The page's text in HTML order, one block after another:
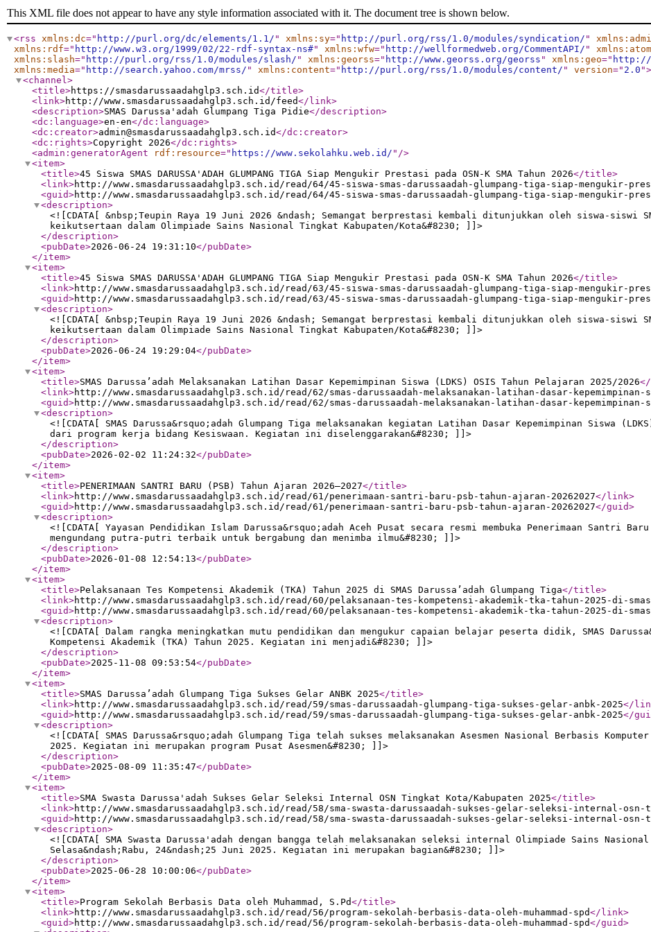
This XML file does not appear to have any style information associated with it. The document tree is shown below.
<rss xmlns:dc=" http://purl.org/dc/elements/1.1/ " xmlns:sy=" http://purl.org/rss/1.0/modules/syndication/ "
xmlns:rdf=" http://www.w3.org/1999/02/22-rdf-syntax-ns#" xmlns:wfw=" http://wellformedweb.org/CommentAPI/ " xmlns:atom
xmlns:slash=" http://purl.org/rss/1.0/modules/slash/ " xmlns:georss=" http://www.georss.org/georss " xmlns:geo=" http://
xmlns:media=" http://search.yahoo.com/mrss/ " xmlns:content=" http://purl.org/rss/1.0/modules/content/ " version=" 2.0 ">
<channel>
<title>https://smasdarussaadahglp3.sch.id</title>
<link>http://www.smasdarussaadahglp3.sch.id/feed</link>
<description>SMAS Darussa'adah Glumpang Tiga Pidie</description>
<dc:language>en-en</dc:language>
<dc:creator>admin@smasdarussaadahglp3.sch.id</dc:creator>
<dc:rights>Copyright 2026</dc:rights>
<admin:generatorAgent
rdf:resource=" https://www.sekolahku.web.id/ " />
<item>
<title>45 Siswa SMAS DARUSSA'ADAH GLUMPANG TIGA Siap Mengukir Prestasi pada OSN-K SMA Tahun 2026</title>
<link>http://www.smasdarussaadahglp3.sch.id/read/64/45-siswa-smas-darussaadah-glumpang-tiga-siap-mengukir-
<guid>http://www.smasdarussaadahglp3.sch.id/read/64/45-siswa-smas-darussaadah-glumpang-tiga-siap-mengukir-
<description>
<![CDATA[ &nbsp;Teupin Raya 19 Juni 2026 &ndash; Semangat berprestasi kembali ditunjukkan oleh siswa-siswi SMAS
keikutsertaan dalam Olimpiade Sains Nasional Tingkat Kabupaten/Kota&#8230; ]]>
</description>
<pubDate>2026-06-24 19:31:10</pubDate>
</item>
<item>
<title>45 Siswa SMAS DARUSSA'ADAH GLUMPANG TIGA Siap Mengukir Prestasi pada OSN-K SMA Tahun 2026</title>
<link>http://www.smasdarussaadahglp3.sch.id/read/63/45-siswa-smas-darussaadah-glumpang-tiga-siap-mengukir-
<guid>http://www.smasdarussaadahglp3.sch.id/read/63/45-siswa-smas-darussaadah-glumpang-tiga-siap-mengukir-
<description>
<![CDATA[ &nbsp;Teupin Raya 19 Juni 2026 &ndash; Semangat berprestasi kembali ditunjukkan oleh siswa-siswi SMAS
keikutsertaan dalam Olimpiade Sains Nasional Tingkat Kabupaten/Kota&#8230; ]]>
</description>
<pubDate>2026-06-24 19:29:04</pubDate>
</item>
<item>
<title>SMAS Darussa’adah Melaksanakan Latihan Dasar Kepemimpinan Siswa (LDKS) OSIS Tahun Pelajaran 2025/2026
<link>http://www.smasdarussaadahglp3.sch.id/read/62/smas-darussaadah-melaksanakan-latihan-dasar-
<guid>http://www.smasdarussaadahglp3.sch.id/read/62/smas-darussaadah-melaksanakan-latihan-dasar-
<description>
<![CDATA[ SMAS Darussa&rsquo;adah Glumpang Tiga melaksanakan kegiatan Latihan Dasar Kepemimpinan Siswa
dari program kerja bidang Kesiswaan. Kegiatan ini diselenggarakan&#8230; ]]>
</description>
<pubDate>2026-02-02 11:24:32</pubDate>
</item>
<item>
<title>PENERIMAAN SANTRI BARU (PSB) Tahun Ajaran 2026–2027</title>
<link>http://www.smasdarussaadahglp3.sch.id/read/61/penerimaan-santri-baru-psb-tahun-ajaran-20262027</link>
<guid>http://www.smasdarussaadahglp3.sch.id/read/61/penerimaan-santri-baru-psb-tahun-ajaran-20262027</guid>
<description>
<![CDATA[ Yayasan Pendidikan Islam Darussa&rsquo;adah Aceh Pusat secara resmi membuka Penerimaan Santri
mengundang putra-putri terbaik untuk bergabung dan menimba ilmu&#8230; ]]>
</description>
<pubDate>2026-01-08 12:54:13</pubDate>
</item>
<item>
<title>Pelaksanaan Tes Kompetensi Akademik (TKA) Tahun 2025 di SMAS Darussa’adah Glumpang Tiga</title>
<link>http://www.smasdarussaadahglp3.sch.id/read/60/pelaksanaan-tes-kompetensi-akademik-tka-tahun-2025-di-
<guid>http://www.smasdarussaadahglp3.sch.id/read/60/pelaksanaan-tes-kompetensi-akademik-tka-tahun-2025-di-
<description>
<![CDATA[ Dalam rangka meningkatkan mutu pendidikan dan mengukur capaian belajar peserta didik, SMAS
Kompetensi Akademik (TKA) Tahun 2025. Kegiatan ini menjadi&#8230; ]]>
</description>
<pubDate>2025-11-08 09:53:54</pubDate>
</item>
<item>
<title>SMAS Darussa’adah Glumpang Tiga Sukses Gelar ANBK 2025</title>
<link>http://www.smasdarussaadahglp3.sch.id/read/59/smas-darussaadah-glumpang-tiga-sukses-gelar-anbk-2025</
<guid>http://www.smasdarussaadahglp3.sch.id/read/59/smas-darussaadah-glumpang-tiga-sukses-gelar-anbk-2025</
<description>
<![CDATA[ SMAS Darussa&rsquo;adah Glumpang Tiga telah sukses melaksanakan Asesmen Nasional Berbasis
2025. Kegiatan ini merupakan program Pusat Asesmen&#8230; ]]>
</description>
<pubDate>2025-08-09 11:35:47</pubDate>
</item>
<item>
<title>SMA Swasta Darussa'adah Sukses Gelar Seleksi Internal OSN Tingkat Kota/Kabupaten 2025</title>
<link>http://www.smasdarussaadahglp3.sch.id/read/58/sma-swasta-darussaadah-sukses-gelar-seleksi-internal-osn-
<guid>http://www.smasdarussaadahglp3.sch.id/read/58/sma-swasta-darussaadah-sukses-gelar-seleksi-internal-osn-
<description>
<![CDATA[ SMA Swasta Darussa'adah dengan bangga telah melaksanakan seleksi internal Olimpiade Sains
Selasa&ndash;Rabu, 24&ndash;25 Juni 2025. Kegiatan ini merupakan bagian&#8230; ]]>
</description>
<pubDate>2025-06-28 10:00:06</pubDate>
</item>
<item>
<title>Program Sekolah Berbasis Data oleh Muhammad, S.Pd</title>
<link>http://www.smasdarussaadahglp3.sch.id/read/56/program-sekolah-berbasis-data-oleh-muhammad-spd</link>
<guid>http://www.smasdarussaadahglp3.sch.id/read/56/program-sekolah-berbasis-data-oleh-muhammad-spd</guid>